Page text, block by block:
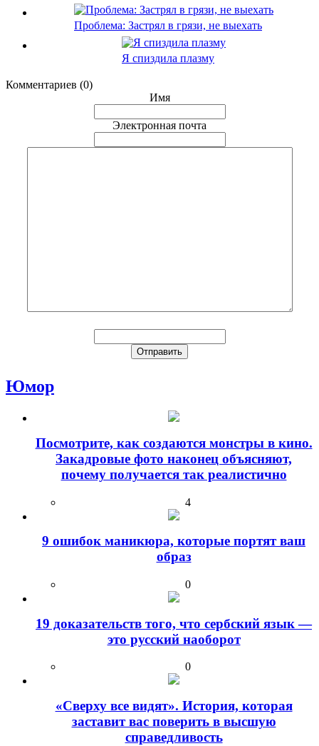
Проблема: Застрял в грязи, не выехать
Я спиздила плазму
Комментариев (0)
Имя
Электронная почта
Юмор
Посмотрите, как создаются монстры в кино.
Закадровые фото наконец объясняют,
почему получается так реалистично
4
9 ошибок маникюра, которые портят ваш
образ
0
19 доказательств того, что сербский язык —
это русский наоборот
0
«Сверху все видят». История, которая
заставит вас поверить в высшую
справедливость